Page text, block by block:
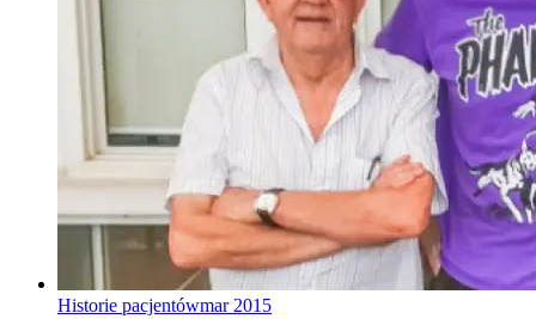
Historie pacjentówmar 2015